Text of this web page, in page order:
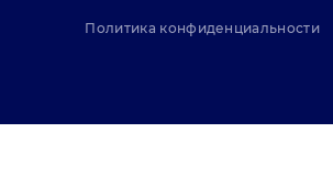
Политика конфиденциальности